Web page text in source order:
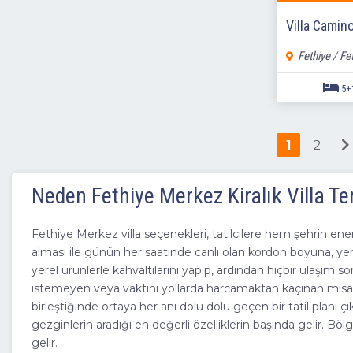
Villa
Fethiye /
1 2
Neden Fethiye Merkez Kiralık Villa
Fethiye Merkez villa seçenekleri, tatilcilere hem şehrin
alması ile günün her saatinde canlı olan kordon boyuna,
yerel ürünlerle kahvaltılarını yapıp, ardından hiçbir
istemeyen veya vaktini yollarda harcamaktan kaçınan
birleştiğinde ortaya her anı dolu dolu geçen bir tatil planı
gezginlerin aradığı en değerli özelliklerin başında gelir.
gelir.